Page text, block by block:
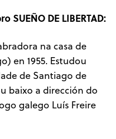
SUEÑO DE LIBERTAD:
na casa de
en 1955. Estudou
de Santiago de
baixo a dirección do
galego Luís Freire